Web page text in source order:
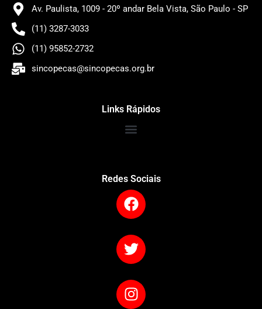
Av. Paulista, 1009 - 20º andar Bela Vista, São Paulo - SP
(11) 3287-3033
(11) 95852-2732
sincopecas@sincopecas.org.br
Links Rápidos
Redes Sociais